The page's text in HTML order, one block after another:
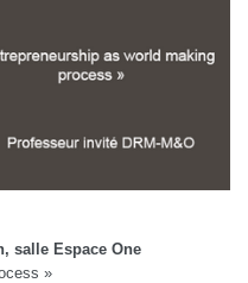
salle Espace One
»